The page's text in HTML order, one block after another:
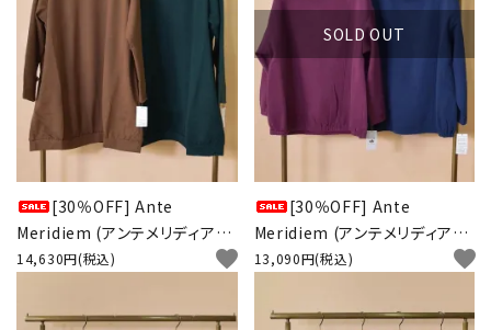
[30％OFF] Ante
Meridiem (アンテメリディアン)
ハイネック シンプルチュニック
14,630円(税込) favorite
SOLD OUT
[30％OFF] Ante
Meridiem (アンテメリディアン)
ハイネック 裾絞りプルオーバー
13,090円(税込) favorite